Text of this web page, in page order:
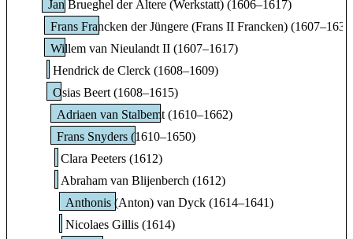
Jan Brueghel der Ältere (Werkstatt) (1606–1617)
Frans Francken der Jüngere (Frans II Francken)
Willem van Nieulandt II (1607–1617)
Hendrick de Clerck (1608–1609)
Osias Beert (1608–1615)
Adriaen van Stalbemt (1610–1662)
Frans Snyders (1610–1650)
Clara Peeters (1612)
Abraham van Blijenberch (1612)
Anthonis (Anton) van Dyck (1614–1641)
Nicolaes Gillis (1614)